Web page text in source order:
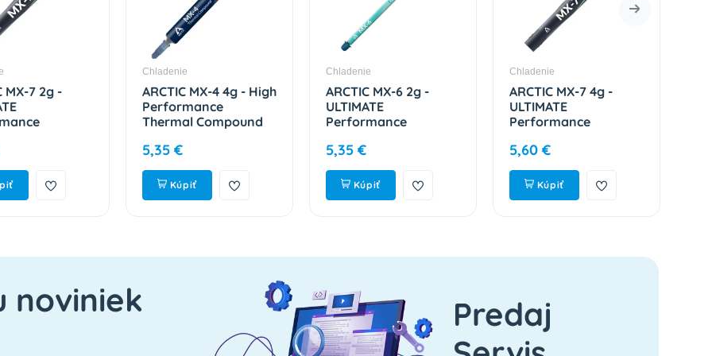
MX-7 2g -
Chladenie
ARCTIC MX-4 4g - High
Performance
Thermal Compound
5,35 €
Kúpiť
Chladenie
ARCTIC MX-6 2g -
ULTIMATE
Performance
ACTCP00079A
5,35 €
Kúpiť
Chladenie
ARCTIC MX-7 4g -
ULTIMATE
Performance
ACTCP00090A
5,60 €
Kúpiť
noviniek
Predaj